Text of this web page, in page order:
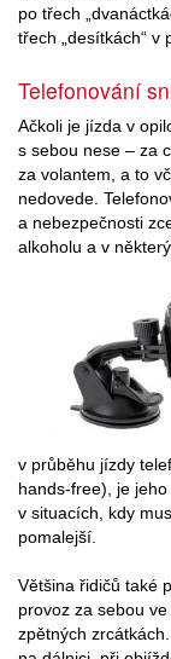
po třech
třech „desítkách“ v
Telefonování
Ačkoli je jízda v
s sebou nese – za
za volantem, a to
nedovede.
a nebezpečnosti
alkoholu a v
v průběhu jízdy
hands-free), je
v situacích, kdy
pomalejší.
Většina řidičů také
provoz za sebou ve
zpětných